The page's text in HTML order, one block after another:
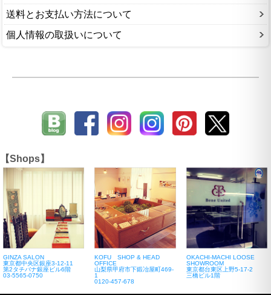
送料とお支払い方法について
個人情報の取扱いについて
【Shops】
GINZA SALON
東京都中央区銀座3-12-11
第2タチバナ銀座ビル6階
03-5565-0750
KOFU SHOP & HEAD
OFFICE
山梨県甲府市下鍛冶屋町469-
1
0120-457-678
OKACHI-MACHI LOOSE
SHOWROOM
東京都台東区上野5-17-2
三橋ビル1階